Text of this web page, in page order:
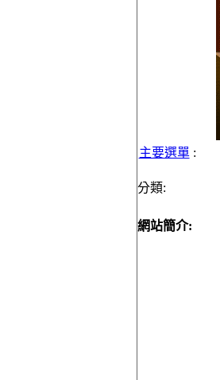
主要選單:
分類:
網站簡介: